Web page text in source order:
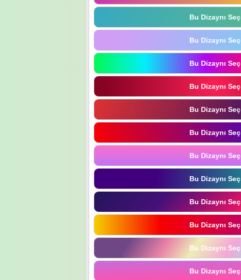
Bu Dizaynı Seç
Bu Dizaynı Seç
Bu Dizaynı Seç
Bu Dizaynı Seç
Bu Dizaynı Seç
Bu Dizaynı Seç
Bu Dizaynı Seç
Bu Dizaynı Seç
Bu Dizaynı Seç
Bu Dizaynı Seç
Bu Dizaynı Seç
Bu Dizaynı Seç